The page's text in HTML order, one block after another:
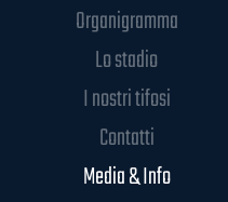
Organigramma
Lo stadio
I nostri tifosi
Contatti
Media & Info